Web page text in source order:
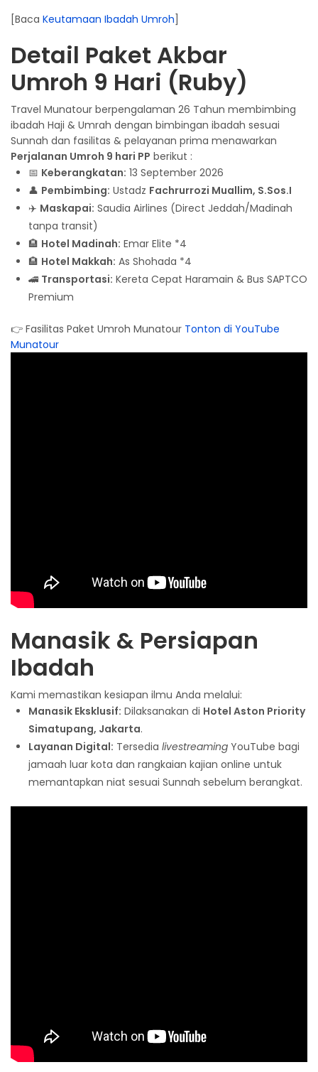
[Baca Keutamaan Ibadah Umroh
Detail Paket Akbar
Umroh 9 Hari (Ruby)
Travel Munatour berpengalaman 26 Tahun membimbing
ibadah Haji & Umrah dengan bimbingan ibadah sesuai
Sunnah dan fasilitas & pelayanan prima menawarkan
Perjalanan Umroh 9 hari PP berikut :
📅 Keberangkatan: 13 September 2026
👤 Pembimbing: Ustadz Fachrurrozi Muallim, S.Sos.I
✈️ Maskapai: Saudia Airlines (Direct Jeddah/Madinah
tanpa transit)
🏨 Hotel Madinah: Emar Elite *4
🏨 Hotel Makkah: As Shohada *4
🚄 Transportasi: Kereta Cepat Haramain & Bus SAPTCO
Premium
👉 Fasilitas Paket Umroh Munatour Tonton di YouTube
Munatour
Manasik & Persiapan
Ibadah
Kami memastikan kesiapan ilmu Anda melalui:
Manasik Eksklusif: Dilaksanakan di Hotel Aston Priority
Simatupang, Jakarta.
Layanan Digital: Tersedia livestreaming YouTube bagi
jamaah luar kota dan rangkaian kajian online untuk
memantapkan niat sesuai Sunnah sebelum berangkat.